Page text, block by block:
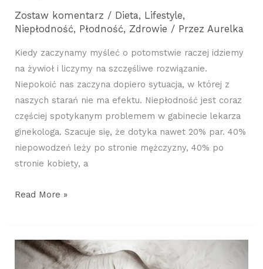
Zostaw komentarz / Dieta, Lifestyle,
Niepłodność, Płodność, Zdrowie / PrzezAurelka
Kiedy zaczynamy myśleć o potomstwie raczej idziemy
na żywioł i liczymy na szczęśliwe rozwiązanie.
Niepokoić nas zaczyna dopiero sytuacja, w której z
naszych starań nie ma efektu. Niepłodność jest coraz
częściej spotykanym problemem w gabinecie lekarza
ginekologa. Szacuje się, że dotyka nawet 20% par. 40%
niepowodzeń leży po stronie mężczyzny, 40% po
stronie kobiety, a
Read More »
Błędy
obniżające